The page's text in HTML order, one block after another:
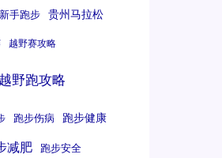
新手跑步 贵州马拉松
越野赛攻略
越野跑攻略
跑步伤病 跑步健康
减肥 跑步安全